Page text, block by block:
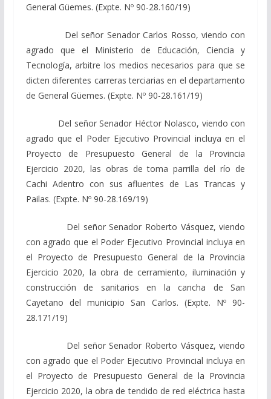
General Güemes. (Expte. Nº 90-28.160/19)
Del señor Senador Carlos Rosso, viendo con
agrado que el Ministerio de Educación, Ciencia y
Tecnología, arbitre los medios necesarios para que se
dicten diferentes carreras terciarias en el departamento
de General Güemes. (Expte. Nº 90-28.161/19)
Del señor Senador Héctor Nolasco, viendo con
agrado que el Poder Ejecutivo Provincial incluya en el
Proyecto de Presupuesto General de la Provincia
Ejercicio 2020, las obras de toma parrilla del río de
Cachi Adentro con sus afluentes de Las Trancas y
Pailas. (Expte. Nº 90-28.169/19)
Del señor Senador Roberto Vásquez, viendo
con agrado que el Poder Ejecutivo Provincial incluya en
el Proyecto de Presupuesto General de la Provincia
Ejercicio 2020, la obra de cerramiento, iluminación y
construcción de sanitarios en la cancha de San
Cayetano del municipio San Carlos. (Expte. Nº 90-
28.171/19)
Del señor Senador Roberto Vásquez, viendo
con agrado que el Poder Ejecutivo Provincial incluya en
el Proyecto de Presupuesto General de la Provincia
Ejercicio 2020, la obra de tendido de red eléctrica hasta